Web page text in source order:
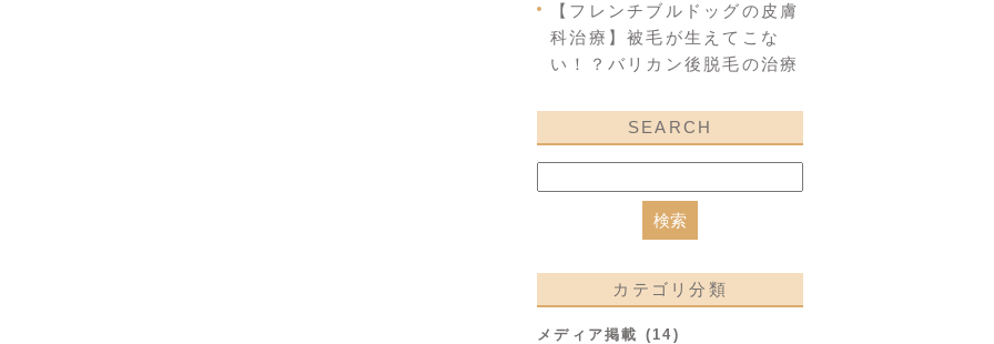
【フレンチブルドッグの皮膚
科治療】被毛が生えてこな
い！？バリカン後脱毛の治療
SEARCH
カテゴリ分類
メディア掲載 (14)